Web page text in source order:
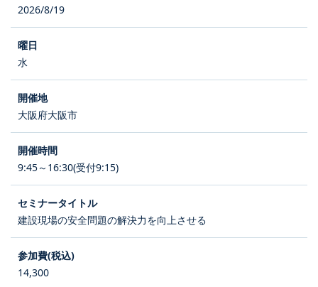
2026/8/19
水
大阪府大阪市
9:45～16:30(受付9:15)
建設現場の安全問題の解決力を向上させる
14,300